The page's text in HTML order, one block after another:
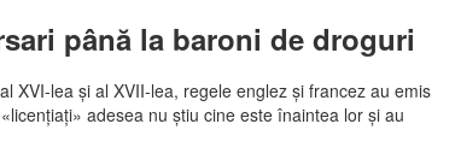
până la baroni de droguri
XVI-lea și al XVII-lea, regele englez și francez au emis
adesea nu știu cine este înaintea lor și au